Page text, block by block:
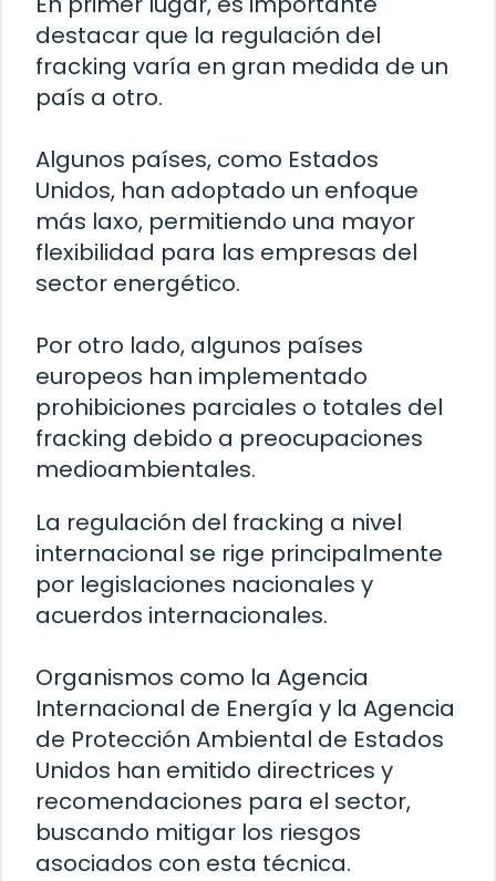
destacar que la regulación del
fracking varía en gran medida de un
país a otro.
Algunos países, como Estados
Unidos, han adoptado un enfoque
más laxo, permitiendo una mayor
flexibilidad para las empresas del
sector energético.
Por otro lado, algunos países
europeos han implementado
prohibiciones parciales o totales del
fracking debido a preocupaciones
medioambientales.
La regulación del fracking a nivel
internacional se rige principalmente
por legislaciones nacionales y
acuerdos internacionales.
Organismos como la Agencia
Internacional de Energía y la Agencia
de Protección Ambiental de Estados
Unidos han emitido directrices y
recomendaciones para el sector,
buscando mitigar los riesgos
asociados con esta técnica.